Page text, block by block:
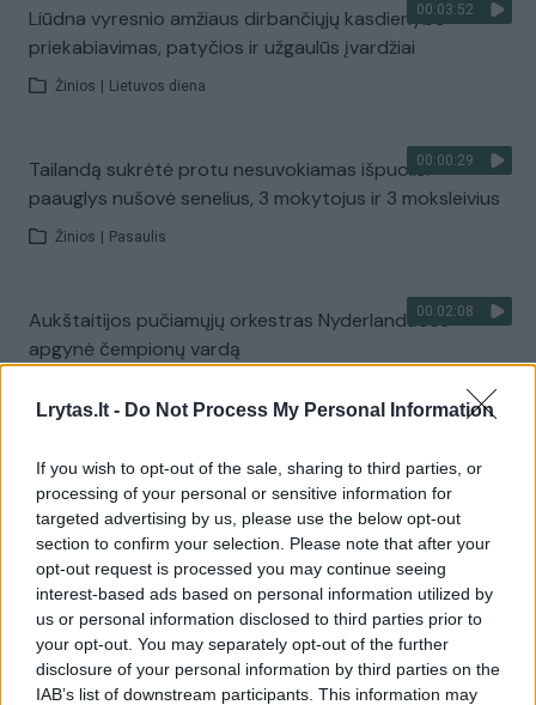
Lrytas.lt - Do Not Process My Personal Information
If you wish to opt-out of the sale, sharing to third parties, or
processing of your personal or sensitive information for
targeted advertising by us, please use the below opt-out
section to confirm your selection. Please note that after your
opt-out request is processed you may continue seeing
interest-based ads based on personal information utilized by
us or personal information disclosed to third parties prior to
your opt-out. You may separately opt-out of the further
disclosure of your personal information by third parties on the
IAB’s list of downstream participants. This information may
00:03:52
Liūdna vyresnio amžiaus dirbančiųjų kasdienybė –
priekabiavimas, patyčios ir užgaulūs įvardžiai
Žinios Lietuvos diena
00:00:29
Tailandą sukrėtė protu nesuvokiamas išpuolis:
paauglys nušovė senelius, 3 mokytojus ir 3 moksleivius
Žinios Pasaulis
00:02:08
Aukštaitijos pučiamųjų orkestras Nyderlanduose
apgynė čempionų vardą
Visi įrašai
Žiūrimiausi įrašai
Vaizdai iš tragiškos avarijos Vilniaus r.: dviejų moterų ir
vaiko gyvybių išgelbėti nepavyko